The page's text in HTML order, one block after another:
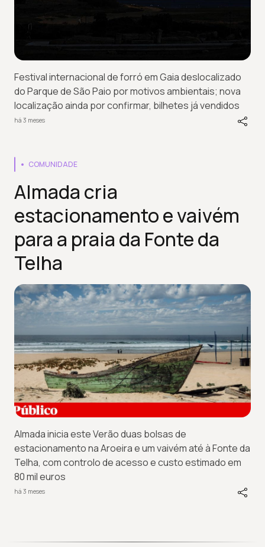
Festival internacional de forró em Gaia deslocalizado
do Parque de São Paio por motivos ambientais; nova
localização ainda por confirmar, bilhetes já vendidos
há 3 meses
COMUNIDADE
Almada cria
estacionamento e vaivém
para a praia da Fonte da
Telha
Almada inicia este Verão duas bolsas de
estacionamento na Aroeira e um vaivém até à Fonte da
Telha, com controlo de acesso e custo estimado em
80 mil euros
há 3 meses